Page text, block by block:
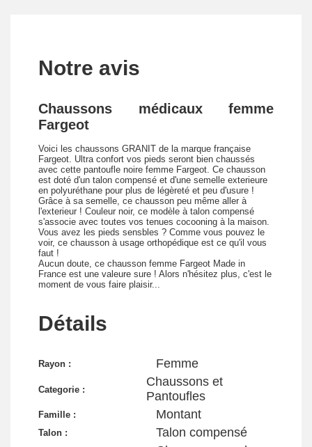
Notre avis
Chaussons médicaux femme
Fargeot
Voici les chaussons GRANIT de la marque française
Fargeot. Ultra confort vos pieds seront bien chaussés
avec cette pantoufle noire femme Fargeot. Ce chausson
est doté d'un talon compensé et d'une semelle exterieure
en polyuréthane pour plus de légèreté et peu d'usure !
Grâce à sa semelle, ce chausson peu même aller à
l'exterieur ! Couleur noir, ce modèle à talon compensé
s'associe avec toutes vos tenues cocooning à la maison.
Vous avez les pieds sensbles ? Comme vous pouvez le
voir, ce chausson à usage orthopédique est ce qu'il vous
faut !
Aucun doute, ce chausson femme Fargeot Made in
France est une valeure sure ! Alors n'hésitez plus, c'est le
moment de vous faire plaisir...
Détails
Rayon : Femme
Categorie :
Chaussons et
Pantoufles
Famille : Montant
Talon : Talon compensé